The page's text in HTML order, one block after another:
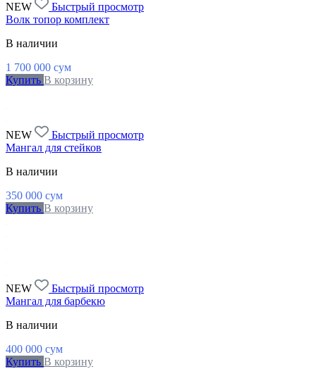
NEW
Быстрый просмотр
Волк топор комплект
В наличии
1 700 000 сум
Купить В корзину
NEW
Быстрый просмотр
Мангал для стейков
В наличии
350 000 сум
Купить В корзину
NEW
Быстрый просмотр
Мангал для барбекю
В наличии
400 000 сум
Купить В корзину